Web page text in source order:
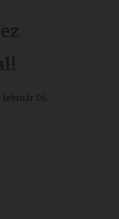
február 06.